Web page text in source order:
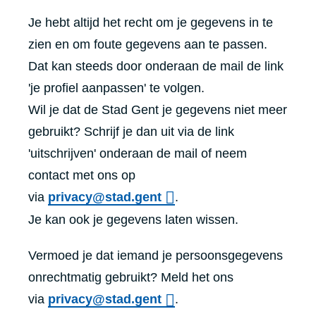
Je hebt altijd het recht om je gegevens in te
zien en om foute gegevens aan te passen.
Dat kan steeds door onderaan de mail de link
'je profiel aanpassen' te volgen.
Wil je dat de Stad Gent je gegevens niet meer
gebruikt? Schrijf je dan uit via de link
'uitschrijven' onderaan de mail of neem
contact met ons op
via privacy@stad.gent
.
Je kan ook je gegevens laten wissen.
Vermoed je dat iemand je persoonsgegevens
onrechtmatig gebruikt? Meld het ons
via privacy@stad.gent .